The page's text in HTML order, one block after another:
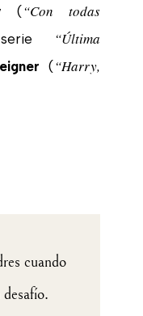
(“Con todas
“Última
(“Harry,
cuando